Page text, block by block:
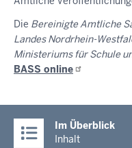
Die Bereinigte Amtliche
Landes Nordrhein-
Ministeriums für Schule
BASS online
Im Überblick
Inhalt